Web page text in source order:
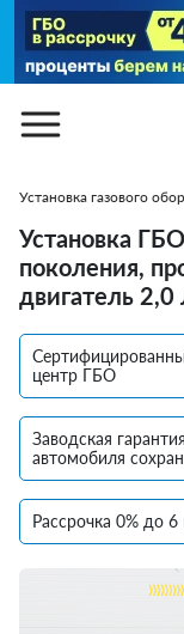
Установка газового
Установка
поколения,
двигатель
центр ГБО
Заводская гарантия
автомобиля
Рассрочка 0% до 6